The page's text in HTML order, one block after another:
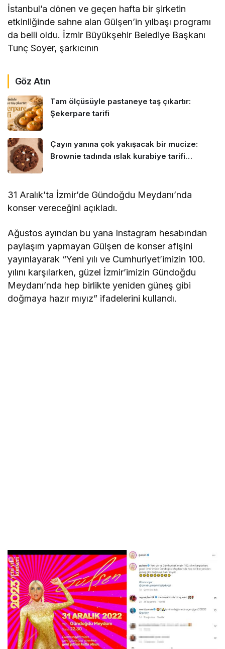
İstanbul’a dönen ve geçen hafta bir şirketin
etkinliğinde sahne alan Gülşen’in yılbaşı programı
da belli oldu. İzmir Büyükşehir Belediye Başkanı
Tunç Soyer, şarkıcının
Göz Atın
Tam ölçüsüyle pastaneye taş çıkartır:
Şekerpare tarifi
Çayın yanına çok yakışacak bir mucize:
Brownie tadında ıslak kurabiye tarifi…
31 Aralık’ta İzmir’de Gündoğdu Meydanı’nda
konser vereceğini açıkladı.
Ağustos ayından bu yana Instagram hesabından
paylaşım yapmayan Gülşen de konser afişini
yayınlayarak “Yeni yılı ve Cumhuriyet’imizin 100.
yılını karşılarken, güzel İzmir’imizin Gündoğdu
Meydanı’nda hep birlikte yeniden güneş gibi
doğmaya hazır mıyız” ifadelerini kullandı.